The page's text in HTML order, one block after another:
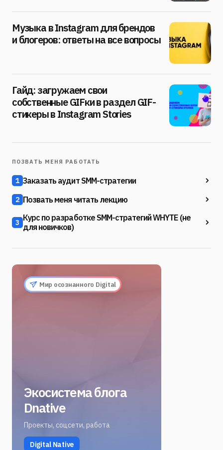
Музыка в Instagram для брендов
и блогеров: ответы на все вопросы
Гайд: загружаем свои
собственные GIFки в раздел GIF-
стикеры в Instagram Stories
ПОЗВАТЬ МЕНЯ РАБОТАТЬ
1 Заказать аудит SMM-стратегии
2 Позвать меня читать лекцию
3 Курс по разработке SMM-стратегий WHYTE (не
для новичков)
Мир осознанного Digital
Экосистема блога
Dnative
Проекты, соцсети, работа
Digital Native